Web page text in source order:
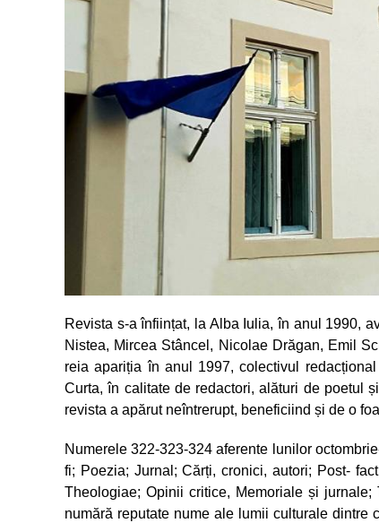
Revista s-a înființat, la Alba Iulia, în anul 1990,
Nistea, Mircea Stâncel, Nicolae Drăgan, Emil
reia apariția în anul 1997, colectivul
Curta, în calitate de redactori, alături de poetul
revista a apărut neîntrerupt, beneficiind și de o
Numerele 322-323-324 aferente lunilor
fi; Poezia; Jurnal; Cărți, cronici, autori; Post-
Theologiae; Opinii critice, Memoriale și
numără reputate nume ale lumii culturale dintre